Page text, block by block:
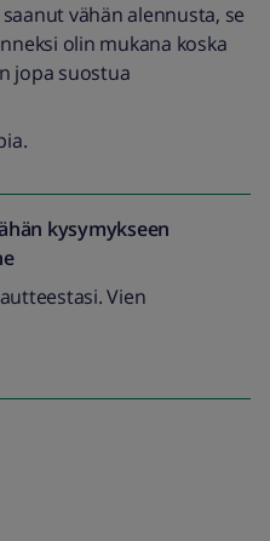
vähän alennusta, se
olin mukana koska
jopa suostua
kysymykseen
Vien